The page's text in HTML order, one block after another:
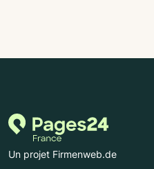
Un projet Firmenweb.de